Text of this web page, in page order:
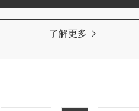
了解更多